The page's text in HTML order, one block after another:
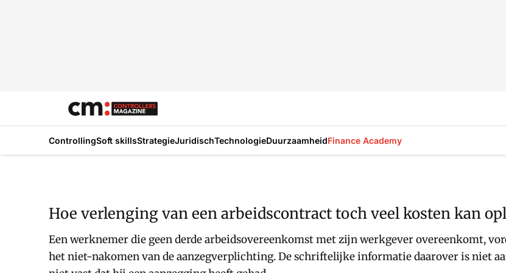
ControllingSoft skillsStrategieJuridischTechnologieDuurzaamheidFinance Academy
Hoe verlenging van een arbeidscontract toch veel kosten kan
Een werknemer die geen derde arbeidsovereenkomst met zijn werkgever overeenkomt,
het niet-nakomen van de aanzegverplichting. De schriftelijke informatie daarover is niet